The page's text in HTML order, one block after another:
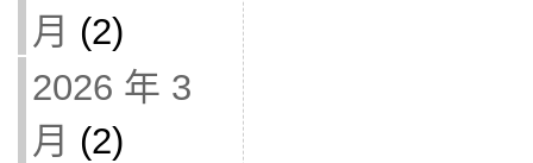
月 (2)
2026 年 3
月 (2)